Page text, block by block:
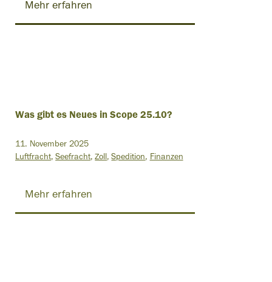
Mehr erfahren
Was gibt es Neues in Scope 25.10?
11. November 2025
Luftfracht Seefracht Zoll Spedition Finanzen
Mehr erfahren